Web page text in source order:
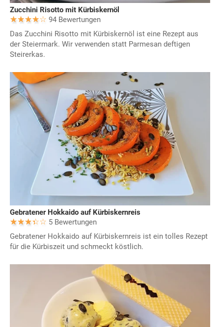
Zucchini Risotto mit Kürbiskernöl
94 Bewertungen
Das Zucchini Risotto mit Kürbiskernöl ist eine Rezept aus
der Steiermark. Wir verwenden statt Parmesan deftigen
Steirerkas.
Gebratener Hokkaido auf Kürbiskernreis
5 Bewertungen
Gebratener Hokkaido auf Kürbiskernreis ist ein tolles Rezept
für die Kürbiszeit und schmeckt köstlich.